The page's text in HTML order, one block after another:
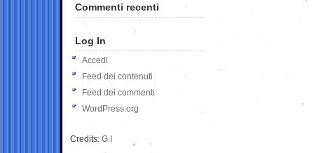
Commenti recenti
Log In
Accedi
Feed dei contenuti
Feed dei commenti
WordPress.org
Credits: G.I